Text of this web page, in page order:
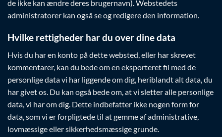
de ikke kan ændre deres brugernavn). Webstedets
administratorer kan også se og redigere den information.
Hvilke rettigheder har du over dine data
Hvis du har en konto på dette websted, eller har skrevet
kommentarer, kan du bede om en eksporteret fil med de
personlige data vi har liggende om dig, heriblandt alt data, du
har givet os. Du kan også bede om, at vi sletter alle personlige
data, vi har om dig. Dette indbefatter ikke nogen form for
data, som vi er forpligtede til at gemme af administrative,
lovmæssige eller sikkerhedsmæssige grunde.